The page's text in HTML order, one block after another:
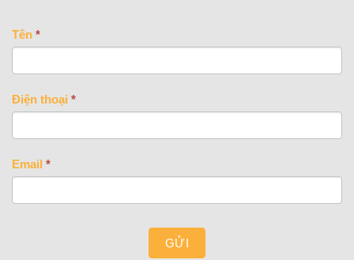
CONTACT
Tên *
Điện thoại *
Email *
GỬI